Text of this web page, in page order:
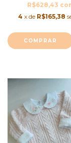
R$628,43
4 x de R$165,38
COMPRAR